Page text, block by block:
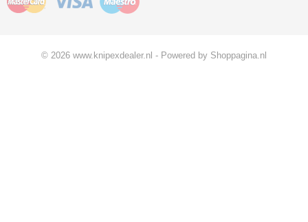
© 2026 www.knipexdealer.nl - Powered by Shoppagina.nl